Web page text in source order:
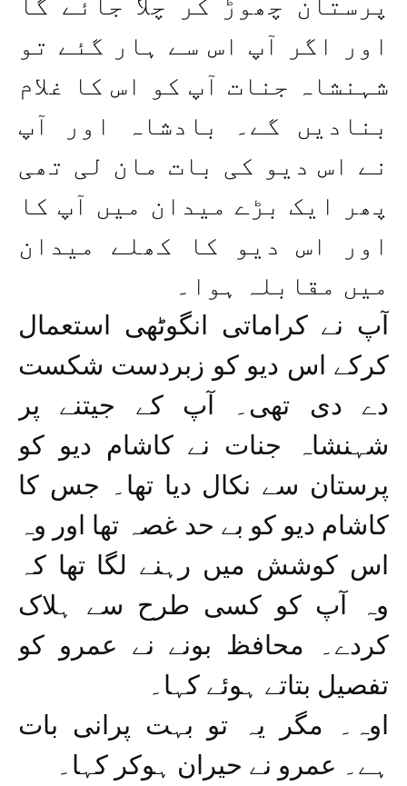
اور اگر آپ اس سے ہار گئے تو
شہنشاہ جنات آپ کو اس کا غلام
بنادیں گے۔ بادشاہ اور آپ
نے اس دیو کی بات مان لی تھی
پھر ایک بڑے میدان میں آپ کا
اور اس دیو کا کھلے میدان
میں مقابلہ ہوا۔
آپ نے کراماتی انگوٹھی استعمال
کرکے اس دیو کو زبردست شکست
دے دی تھی۔ آپ کے جیتنے پر
شہنشاہ جنات نے کاشام دیو کو
پرستان سے نکال دیا تھا۔ جس کا
کاشام دیو کو بے حد غصہ تھا اور وہ
اس کوشش میں رہنے لگا تھا کہ
وہ آپ کو کسی طرح سے ہلاک
کردے۔ محافظ بونے نے عمرو کو
تفصیل بتاتے ہوئے کہا۔
اوہ۔ مگر یہ تو بہت پرانی بات
ہے۔ عمرو نے حیران ہوکر کہا۔